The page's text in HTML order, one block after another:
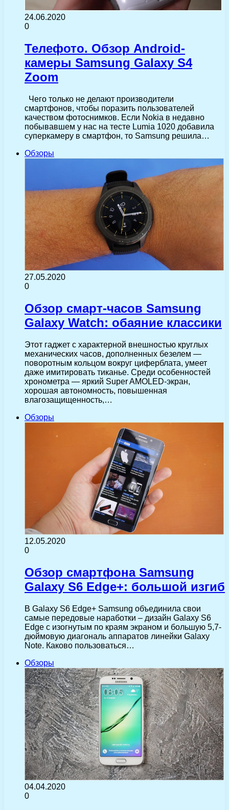
24.06.2020
0
Телефото. Обзор Android-
камеры Samsung Galaxy S4
Zoom
Чего только не делают производители
смартфонов, чтобы поразить пользователей
качеством фотоснимков. Если Nokia в недавно
побывавшем у нас на тесте Lumia 1020 добавила
суперкамеру в смартфон, то Samsung решила…
Обзоры
27.05.2020
0
Обзор смарт-часов Samsung
Galaxy Watch: обаяние классики
Этот гаджет с характерной внешностью круглых
механических часов, дополненных безелем —
поворотным кольцом вокруг циферблата, умеет
даже имитировать тиканье. Среди особенностей
хронометра — яркий Super AMOLED-экран,
хорошая автономность, повышенная
влагозащищенность,…
Обзоры
12.05.2020
0
Обзор смартфона Samsung
Galaxy S6 Edge+: большой изгиб
В Galaxy S6 Edge+ Samsung объединила свои
самые передовые наработки – дизайн Galaxy S6
Edge с изогнутым по краям экраном и большую 5,7-
дюймовую диагональ аппаратов линейки Galaxy
Note. Каково пользоваться…
Обзоры
04.04.2020
0